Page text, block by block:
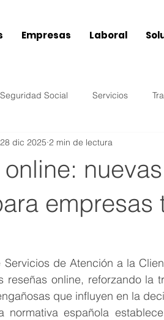
Empresas Laboral
Seguridad Social Servicios
Impuestos Compras
online:
empresas
28 dic 2025 2 min de lectura
Servicios de Atención a la
reseñas online, reforzando la
que influyen en la
normativa española